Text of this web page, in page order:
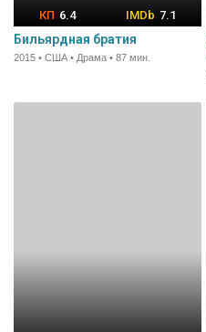
6.4 7.1
Бильярдная братия
2015 • США • Драма • 87 мин.